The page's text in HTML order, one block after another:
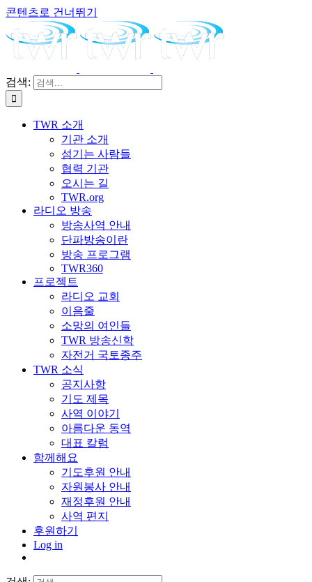
콘텐츠로 건너뛰기
검색:
TWR 소개
기관 소개
섬기는 사람들
협력 기관
오시는 길
TWR.org
라디오 방송
방송사역 안내
단파방송이란
방송 프로그램
TWR360
프로젝트
라디오 교회
이음줄
소망의 여인들
TWR 방송신학
자전거 국토종주
TWR 소식
공지사항
기도 제목
사역 이야기
아름다운 동역
대표 칼럼
함께해요
기도후원 안내
자원봉사 안내
재정후원 안내
사역 편지
후원하기
Log in